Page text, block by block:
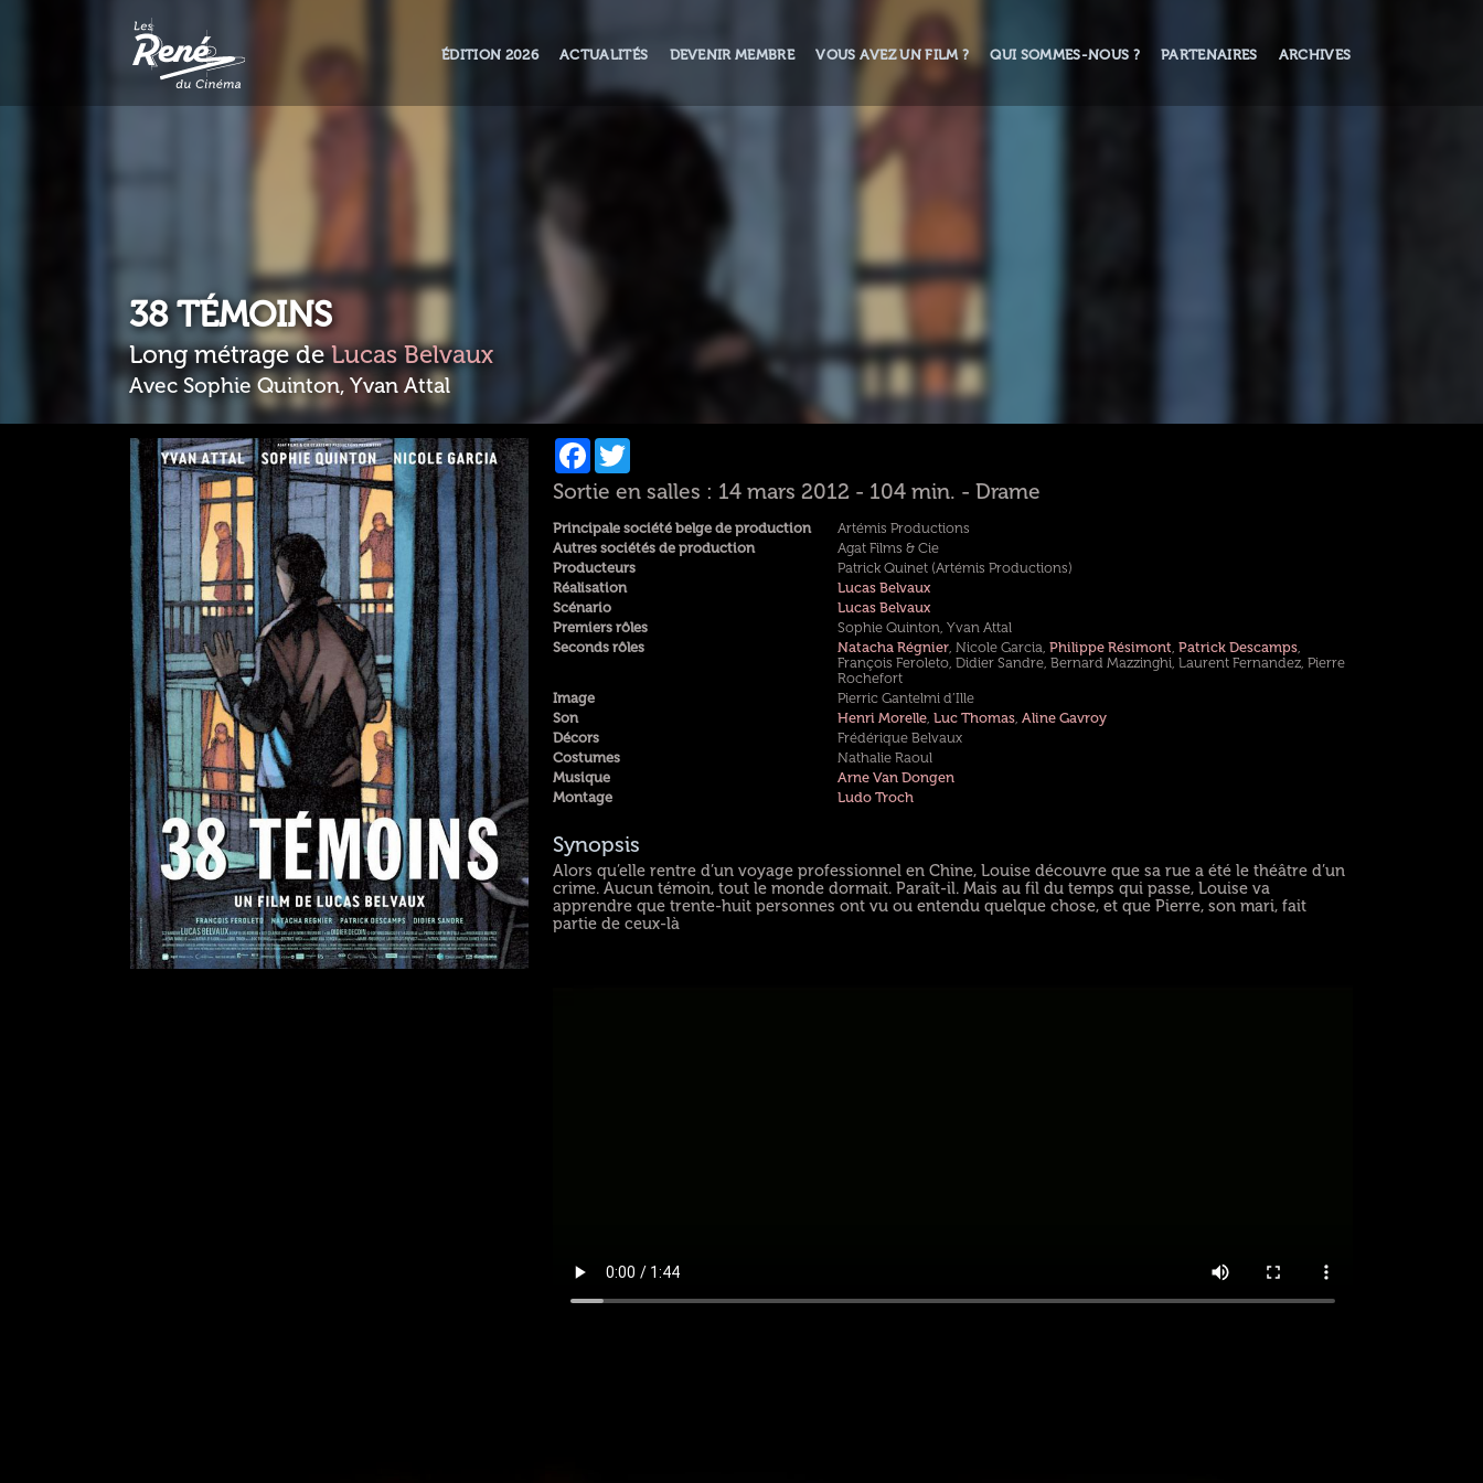
ÉDITION 2026 ACTUALITÉS DEVENIR MEMBRE VOUS AVEZ UN FILM ? QUI SOMMES-NOUS ? PARTENAIRES ARCHIVES
38 TÉMOINS
Long métrage deLucas Belvaux
Avec Sophie Quinton, Yvan Attal
Facebook
Sortie en salles : 14 mars 2012 - 104 min. - Drame
Principale société belge de production
Artémis Productions
Autres sociétés de production
Agat Films & Cie
Producteurs
Patrick Quinet (Artémis Productions)
Réalisation
Lucas Belvaux
Scénario
Lucas Belvaux
Premiers rôles
Sophie Quinton, Yvan Attal
Seconds rôles
Natacha Régnier, Nicole Garcia, Philippe Résimont Patrick Descamps,
François Feroleto, Didier Sandre, Bernard Mazzinghi, Laurent Fernandez, Pierre
Rochefort
Image
Pierric Gantelmi d’Ille
Son
Henri Morelle, Luc Thomas, Aline Gavroy
Décors
Frédérique Belvaux
Costumes
Nathalie Raoul
Musique
Arne Van Dongen
Montage
Ludo Troch
Synopsis
Alors qu’elle rentre d’un voyage professionnel en Chine, Louise découvre que sa rue a été le théâtre d’un
crime. Aucun témoin, tout le monde dormait. Paraît-il. Mais au fil du temps qui passe, Louise va
apprendre que trente-huit personnes ont vu ou entendu quelque chose, et que Pierre, son mari, fait
partie de ceux-là